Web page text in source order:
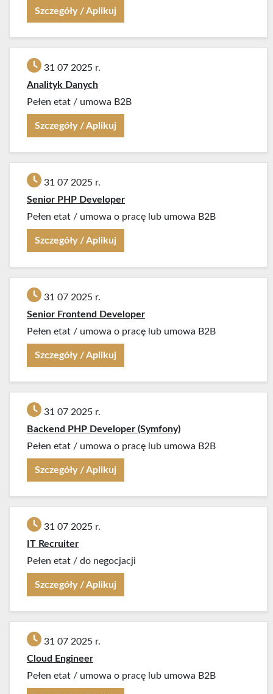
Szczegóły / Aplikuj
31 07 2025 r.
Analityk Danych
Pełen etat / umowa B2B
Szczegóły / Aplikuj
31 07 2025 r.
Senior PHP Developer
Pełen etat / umowa o pracę lub umowa B2B
Szczegóły / Aplikuj
31 07 2025 r.
Senior Frontend Developer
Pełen etat / umowa o pracę lub umowa B2B
Szczegóły / Aplikuj
31 07 2025 r.
Backend PHP Developer (Symfony)
Pełen etat / umowa o pracę lub umowa B2B
Szczegóły / Aplikuj
31 07 2025 r.
IT Recruiter
Pełen etat / do negocjacji
Szczegóły / Aplikuj
31 07 2025 r.
Cloud Engineer
Pełen etat / umowa o pracę lub umowa B2B